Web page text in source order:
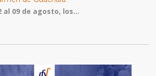
al 09 de agosto, los...